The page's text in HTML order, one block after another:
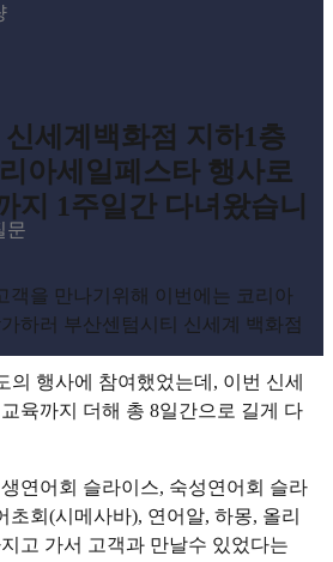
문
세계백화점 지하1층
아세일페스타 행사로
지 1주일간 다녀왔습니
객을 만나기위해 이번에는 코리아
하러 부산센텀시티 신세계 백화점
의 행사에 참여했었는데, 이번 신세
육까지 더해 총 8일간으로 길게 다
연어회 슬라이스, 숙성연어회 슬라
초회(시메사바), 연어알, 하몽, 올리
고 가서 고객과 만날수 있었다는